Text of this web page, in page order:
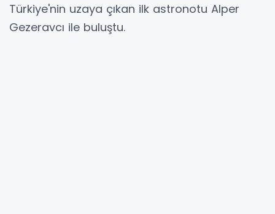
Türkiye'nin uzaya çıkan ilk astronotu Alper
Gezeravcı ile buluştu.